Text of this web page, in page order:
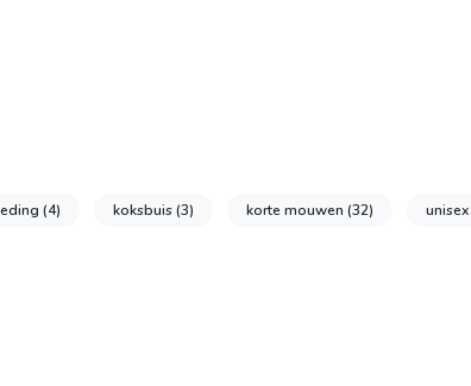
(4) koksbuis(3) korte mouwen (32) unisex